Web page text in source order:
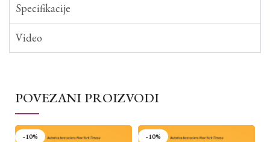
Specifikacije
Video
POVEZANI PROIZVODI
-10%
-10%